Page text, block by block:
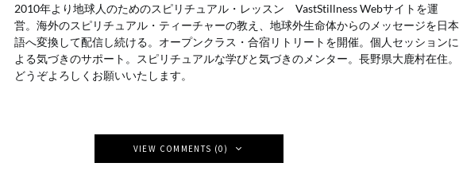
2010年より地球人のためのスピリチュアル・レッスン VastStillness Webサイトを運
営。海外のスピリチュアル・ティーチャーの教え、地球外生命体からのメッセージを日本
語へ変換して配信し続ける。オープンクラス・合宿リトリートを開催。個人セッションに
よる気づきのサポート。スピリチュアルな学びと気づきのメンター。長野県大鹿村在住。
どうぞよろしくお願いいたします。
VIEW COMMENTS (0)